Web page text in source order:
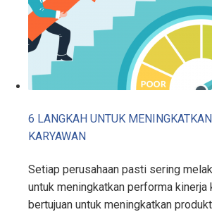
6 LANGKAH UNTUK
KARYAWAN
Setiap perusahaan pasti sering
untuk meningkatkan performa kinerja
bertujuan untuk meningkatkan